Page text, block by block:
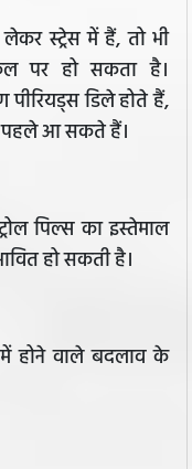
स्ट्रेस में हैं, तो भी
पर हो सकता है।
डिले होते हैं,
पहले आ सकते हैं।
पिल्स का इस्तेमाल
हो सकती है।
होने वाले बदलाव के